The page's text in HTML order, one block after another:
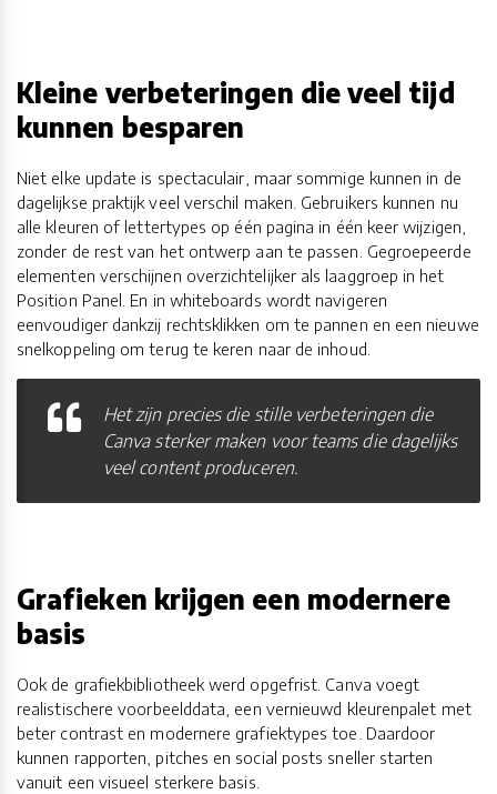
Kleine verbeteringen die veel tijd
kunnen besparen
Niet elke update is spectaculair, maar sommige kunnen in de
dagelijkse praktijk veel verschil maken. Gebruikers kunnen nu
alle kleuren of lettertypes op één pagina in één keer wijzigen,
zonder de rest van het ontwerp aan te passen. Gegroepeerde
elementen verschijnen overzichtelijker als laaggroep in het
Position Panel. En in whiteboards wordt navigeren
eenvoudiger dankzij rechtsklikken om te pannen en een nieuwe
snelkoppeling om terug te keren naar de inhoud.
Het zijn precies die stille verbeteringen die
Canva sterker maken voor teams die dagelijks
veel content produceren.
Grafieken krijgen een modernere
basis
Ook de grafiekbibliotheek werd opgefrist. Canva voegt
realistischere voorbeelddata, een vernieuwd kleurenpalet met
beter contrast en modernere grafiektypes toe. Daardoor
kunnen rapporten, pitches en social posts sneller starten
vanuit een visueel sterkere basis.